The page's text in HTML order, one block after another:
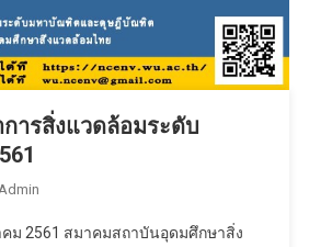
ารสิ่งแวดล้อมระดับ
ม 2561 สมาคมสถาบันอุดมศึกษาสิ่ง